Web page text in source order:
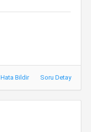
Hata Bildir Soru Detay